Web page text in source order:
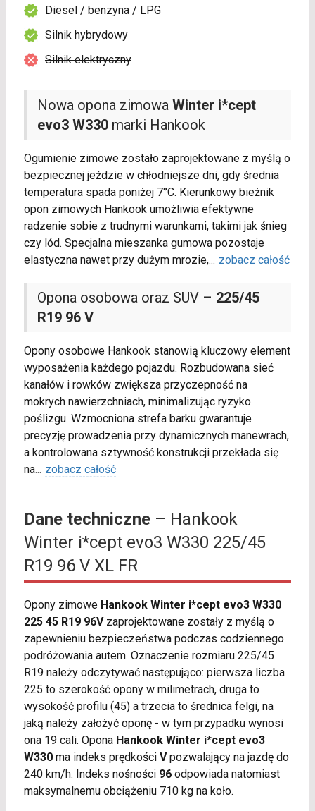
Nowa opona zimowa Winter i*cept
evo3 W330marki Hankook
Ogumienie zimowe zostało zaprojektowane z myślą o
bezpiecznej jeździe w chłodniejsze dni, gdy średnia
temperatura spada poniżej 7°C. Kierunkowy bieżnik
opon zimowych Hankook umożliwia efektywne
radzenie sobie z trudnymi warunkami, takimi jak śnieg
czy lód. Specjalna mieszanka gumowa pozostaje
elastyczna nawet przy dużym mrozie,... zobacz całość
Opona osobowa oraz SUV – 225/45
R19 96 V
Opony osobowe Hankook stanowią kluczowy element
wyposażenia każdego pojazdu. Rozbudowana sieć
kanałów i rowków zwiększa przyczepność na
mokrych nawierzchniach, minimalizując ryzyko
poślizgu. Wzmocniona strefa barku gwarantuje
precyzję prowadzenia przy dynamicznych manewrach,
a kontrolowana sztywność konstrukcji przekłada się
na... zobacz całość
Diesel / benzyna / LPG
Silnik hybrydowy
Silnik elektryczny
Dane techniczne– Hankook
Winter i*cept evo3 W330 225/45
R19 96 V XL FR
Opony zimowe Hankook Winter i*cept evo3 W330
225 45 R19 96Vzaprojektowane zostały z myślą o
zapewnieniu bezpieczeństwa podczas codziennego
podróżowania autem. Oznaczenie rozmiaru 225/45
R19 należy odczytywać następująco: pierwsza liczba
225 to szerokość opony w milimetrach, druga to
wysokość profilu (45) a trzecia to średnica felgi, na
jaką należy założyć oponę - w tym przypadku wynosi
ona 19 cali. Opona Hankook Winter i*cept evo3
W330ma indeks prędkości Vpozwalający na jazdę do
240 km/h. Indeks nośności 96odpowiada natomiast
maksymalnemu obciążeniu 710 kg na koło.